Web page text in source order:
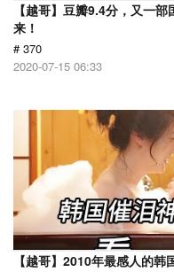
【越哥】豆瓣9.4分，又一
来！
# 370
2020-07-15 06:33
【越哥】2010年最感人的